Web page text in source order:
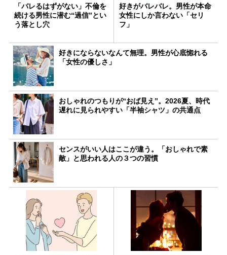
「バレるはずがない」不倫を
続ける男性に潜む“過信”とい
う落とし穴
好きがバレバレ。男性が本命
女性にしか言わない「セリ
フ」
好きにならないなんて無理。男性が心底惚れる
「女性の優しさ」
おしゃれのつもりが“おば見え”。2026夏、時代
遅れに見られやすい「半袖シャツ」の共通点
センスがいい人はここが違う。「おしゃれで素
敵」と思われる人の３つの習慣